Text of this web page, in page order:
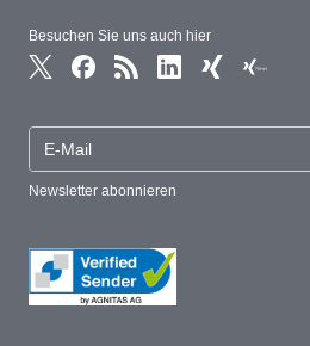
Besuchen Sie uns auch hier
Newsletter abonnieren